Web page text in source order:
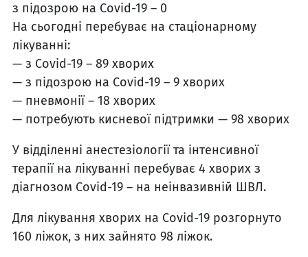
з підозрою на Covid-19 – 0
На сьогодні перебуває на стаціонарному
лікуванні:
— з Covid-19 – 89 хворих
— з підозрою на Covid-19 – 9 хворих
— пневмонії – 18 хворих
— потребують кисневої підтримки — 98 хворих
У відділенні анестезіології та інтенсивної
терапії на лікуванні перебуває 4 хворих з
діагнозом Covid-19 – на неінвазивній ШВЛ.
Для лікування хворих на Covid-19 розгорнуто
160 ліжок, з них зайнято 98 ліжок.